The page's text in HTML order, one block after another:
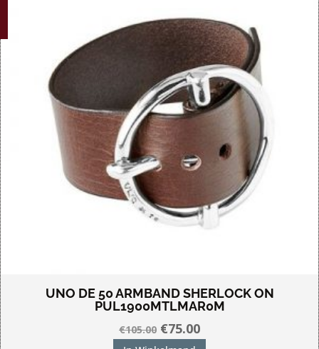
UNO DE 50 ARMBAND SHERLOCK ON
PUL1900MTLMAR0M
€105.00 Oorspronkelijke
€75.00Huidige